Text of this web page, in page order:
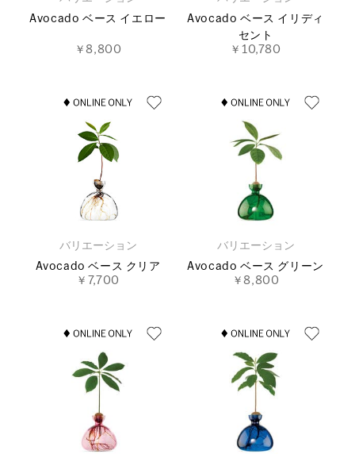
Avocado ベース イエロー
￥8,800
Avocado ベース イリディ
セント
￥10,780
バリエーション
Avocado ベース クリア
￥7,700
バリエーション
Avocado ベース グリーン
￥8,800